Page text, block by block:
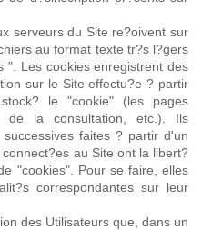
serveurs du Site re?oivent sur
au format texte tr?s l?gers
". Les cookies enregistrent des
sur le Site effectu?e ? partir
le "cookie" (les pages
de la consultation, etc.). Ils
faites ? partir d'un
au Site ont la libert?
"cookies". Pour se faire, elles
correspondantes sur leur
des Utilisateurs que, dans un